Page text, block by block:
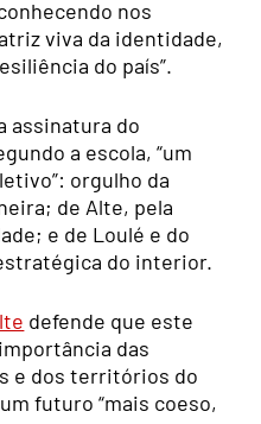
nos
viva da identidade,
do país”.
assinatura do
a escola, “um
orgulho da
de Alte, pela
e de Loulé e do
do interior.
defende que este
das
e dos territórios do
futuro “mais coeso,